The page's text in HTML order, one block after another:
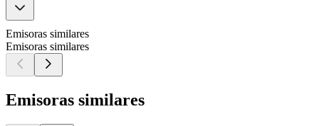
Emisoras similares
Emisoras similares
Emisoras similares